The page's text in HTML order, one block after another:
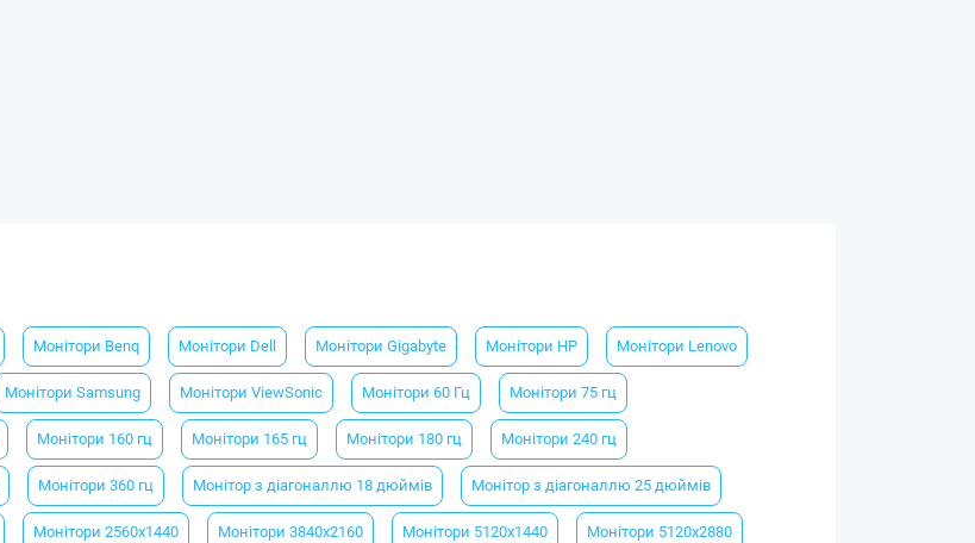
Монітори Benq Монітори Dell Монітори Gigabyte Монітори HP Монітори Lenovo
Монітори Samsung Монітори ViewSonic Монітори 60 Гц Монітори 75 гц
Монітори 160 гц Монітори 165 гц Монітори 180 гц Монітори 240 гц
Монітори 360 гц Монітор з діагоналлю 18 дюймів Монітор з діагоналлю 25 дюймів
Монітори 2560х1440 Монітори 3840х2160 Монітори 5120х1440 Монітори 5120х2880